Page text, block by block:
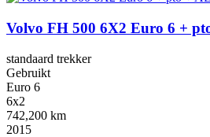
Volvo FH 500 6X2 Euro 6 +
standaard trekker
Gebruikt
Euro 6
6x2
742,200 km
2015